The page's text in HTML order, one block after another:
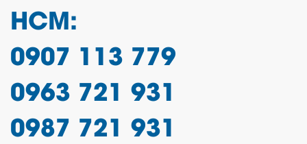
HCM:
0907 113 779
0963 721 931
0987 721 931